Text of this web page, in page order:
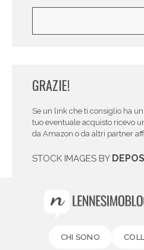
GRAZIE!
Se un link che ti consiglio ha
tuo eventuale acquisto ricevo
da Amazon o da altri partner
STOCK IMAGES BY
CHI SONO